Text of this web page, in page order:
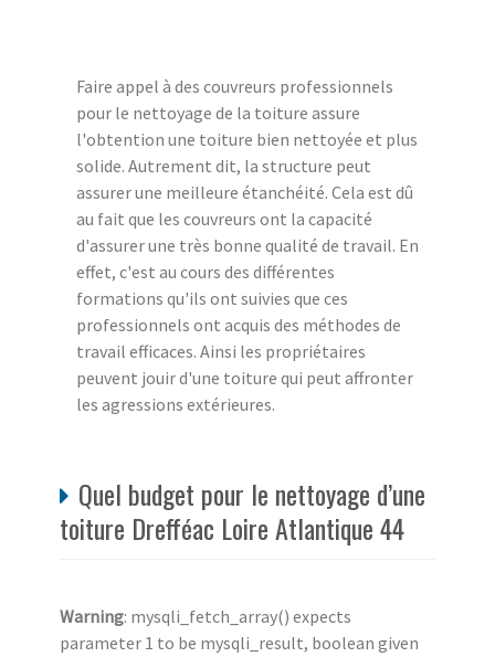
Faire appel à des couvreurs professionnels
pour le nettoyage de la toiture assure
l'obtention une toiture bien nettoyée et plus
solide. Autrement dit, la structure peut
assurer une meilleure étanchéité. Cela est dû
au fait que les couvreurs ont la capacité
d'assurer une très bonne qualité de travail. En
effet, c'est au cours des différentes
formations qu'ils ont suivies que ces
professionnels ont acquis des méthodes de
travail efficaces. Ainsi les propriétaires
peuvent jouir d'une toiture qui peut affronter
les agressions extérieures.
Quel budget pour le nettoyage d’une
toiture Drefféac Loire Atlantique 44
Warning: mysqli_fetch_array() expects
parameter 1 to be mysqli_result, boolean given